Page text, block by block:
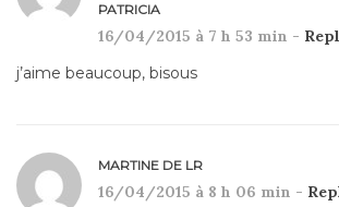
PATRICIA
16/04/2015 à 7 h 53 min -
j’aime beaucoup, bisous
MARTINE DE LR
16/04/2015 à 8 h 06 min -